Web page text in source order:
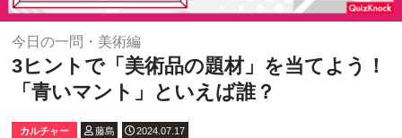
今日の一問・美術編
3ヒントで「美術品の題材」を当てよう！
「青いマント」といえば誰？
カルチャー 藤島 2024.07.17